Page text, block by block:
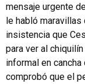
mensaje urgente
le habló maravillas
insistencia que
para ver al
informal en
comprobó que el